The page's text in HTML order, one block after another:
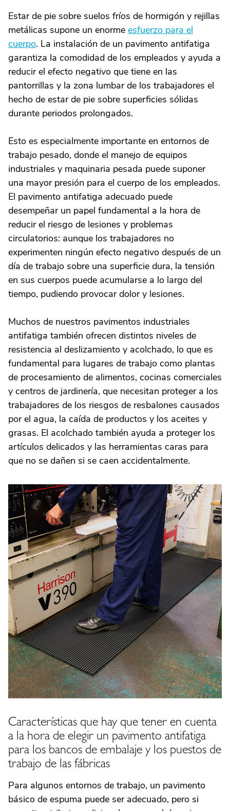
Estar de pie sobre suelos fríos de hormigón y rejillas
metálicas supone un enorme esfuerzo para el
cuerpo. La instalación de un pavimento antifatiga
garantiza la comodidad de los empleados y ayuda a
reducir el efecto negativo que tiene en las
pantorrillas y la zona lumbar de los trabajadores el
hecho de estar de pie sobre superficies sólidas
durante periodos prolongados.
Esto es especialmente importante en entornos de
trabajo pesado, donde el manejo de equipos
industriales y maquinaria pesada puede suponer
una mayor presión para el cuerpo de los empleados.
El pavimento antifatiga adecuado puede
desempeñar un papel fundamental a la hora de
reducir el riesgo de lesiones y problemas
circulatorios: aunque los trabajadores no
experimenten ningún efecto negativo después de un
día de trabajo sobre una superficie dura, la tensión
en sus cuerpos puede acumularse a lo largo del
tiempo, pudiendo provocar dolor y lesiones.
Muchos de nuestros pavimentos industriales
antifatiga también ofrecen distintos niveles de
resistencia al deslizamiento y acolchado, lo que es
fundamental para lugares de trabajo como plantas
de procesamiento de alimentos, cocinas comerciales
y centros de jardinería, que necesitan proteger a los
trabajadores de los riesgos de resbalones causados
por el agua, la caída de productos y los aceites y
grasas. El acolchado también ayuda a proteger los
artículos delicados y las herramientas caras para
que no se dañen si se caen accidentalmente.
Características que hay que tener en cuenta
a la hora de elegir un pavimento antifatiga
para los bancos de embalaje y los puestos de
trabajo de las fábricas
Para algunos entornos de trabajo, un pavimento
básico de espuma puede ser adecuado, pero si